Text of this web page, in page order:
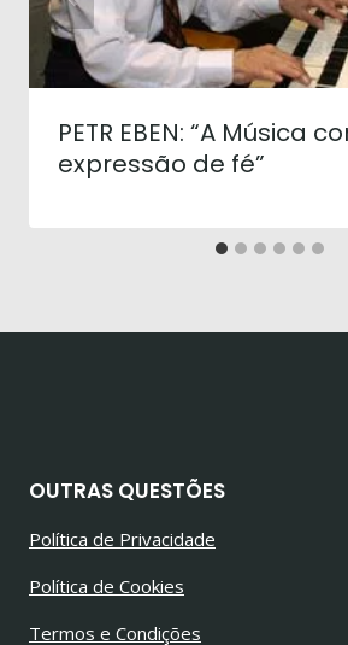
PETR EBEN: “A Música
expressão de fé”
OUTRAS QUESTÕES
Política de Privacidade
Política de Cookies
Termos e Condições